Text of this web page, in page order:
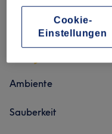
4,9
Ambiente
Sauberkeit
Cookie-
Einstellungen